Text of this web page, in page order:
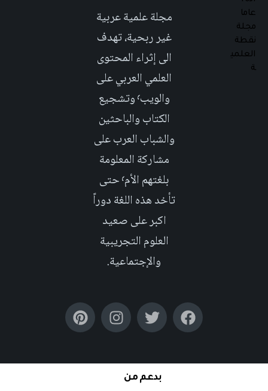
مجلة علمية عربية
غير ربحية، تهدف
الى إثراء المحتوى
العلمي العربي على
والويب٬ وتشجيع
الكتاب والباحثين
والشباب العرب على
مشاركة المعلومة
بلغتهم الأم٬ حتى
تأخد هذه اللغة دوراً
اكبر على صعيد
العلوم التجريبية
والإجتماعية.
بدعم من